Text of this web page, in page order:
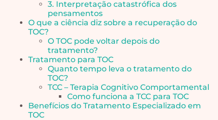
3. Interpretação catastrófica dos
pensamentos
O que a ciência diz sobre a recuperação do
TOC?
O TOC pode voltar depois do
tratamento?
Tratamento para TOC
Quanto tempo leva o tratamento do
TOC?
TCC – Terapia Cognitivo Comportamental
Como funciona a TCC para TOC
Benefícios do Tratamento Especializado em
TOC